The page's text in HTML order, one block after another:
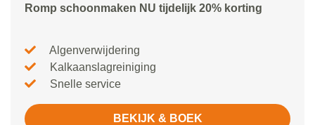
Romp schoonmaken NU tijdelijk 20% korting
Algenverwijdering
Kalkaanslagreiniging
Snelle service
BEKIJK & BOEK